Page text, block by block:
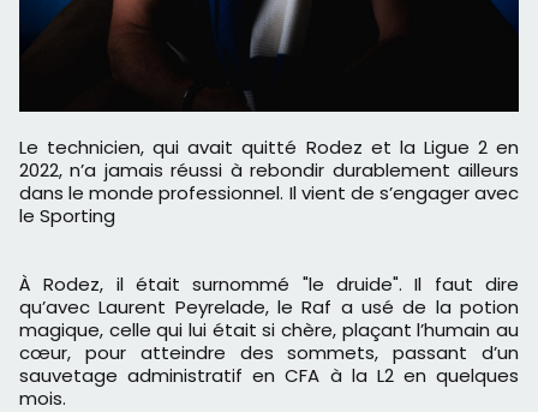
Le technicien, qui avait quitté Rodez et la Ligue 2 en
2022, n’a jamais réussi à rebondir durablement ailleurs
dans le monde professionnel. Il vient de s’engager avec
le Sporting
À Rodez, il était surnommé "le druide". Il faut dire
qu’avec Laurent Peyrelade, le Raf a usé de la potion
magique, celle qui lui était si chère, plaçant l’humain au
cœur, pour atteindre des sommets, passant d’un
sauvetage administratif en CFA à la L2 en quelques
mois.